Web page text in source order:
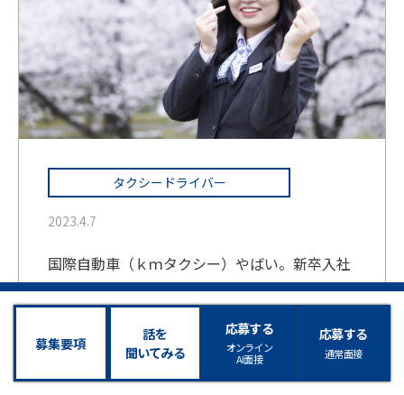
タクシードライバー
2023.4.7
国際自動車（ｋｍタクシー）やばい。新卒入社
の女性タクシードライバーが語るタクシー
の”格好良さ”！他業界・競合他社に負けない
「ドライバーファースト」の精神
募集要項
話を
聞いてみる
応募する
オンライン
AI面接
応募する
通常面接